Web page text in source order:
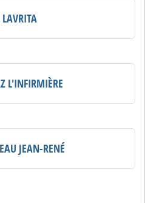
L'INFIRMIÈRE
JEAN-RENÉ